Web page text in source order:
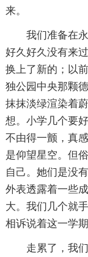
来。
我们准备在
好久好久没有来
换上了新的；以
独公园中央那颗
抹抹淡绿渲染着
想。小学几个要
不由得一颤，真
是仰望星空。但
自己。她们是没
外表透露着一些
大。我们几个就
相诉说着这一学
走累了，我